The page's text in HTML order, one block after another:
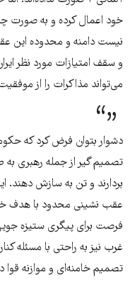
خود اعمال کرده و به صورت
نیست دامنه و محدوده این
و سقف امتیازات مورد نظر
می‌تواند مذاکرات را از
دشوار بتوان فرض کرد که
تصمیم گیر از جمله رهبری
بردارند و تن به سازش دهند.
عقب نشینی محدود با هدف
فرصت برای پیگری ستیزه
غرب نیز به راحتی با مسئله
تصمیم خامنه‌ای و موازنه